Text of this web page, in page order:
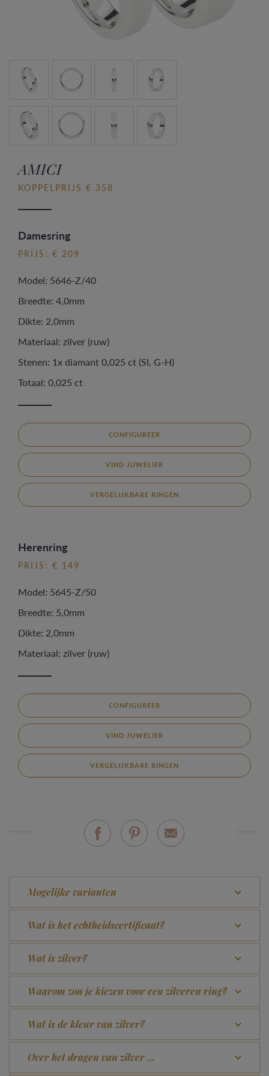
AMICI
KOPPELPRIJS € 358
Damesring
PRIJS: € 209
Model: 5646-Z/40
Breedte: 4,0mm
Dikte: 2,0mm
Materiaal: zilver (ruw)
Stenen: 1x diamant 0,025 ct (SI, G-H)
Totaal: 0,025 ct
CONFIGUREER
VIND JUWELIER
VERGELIJKBARE RINGEN
Herenring
PRIJS: € 149
Model: 5645-Z/50
Breedte: 5,0mm
Dikte: 2,0mm
Materiaal: zilver (ruw)
CONFIGUREER
VIND JUWELIER
VERGELIJKBARE RINGEN
Mogelijke varianten
Wat is het echtheidscertificaat?
Wat is zilver?
Waarom zou je kiezen voor een zilveren ring?
Wat is de kleur van zilver?
Over het dragen van zilver …